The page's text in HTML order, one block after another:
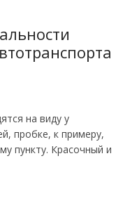
на виду у
пробке, к примеру,
пункту. Красочный и